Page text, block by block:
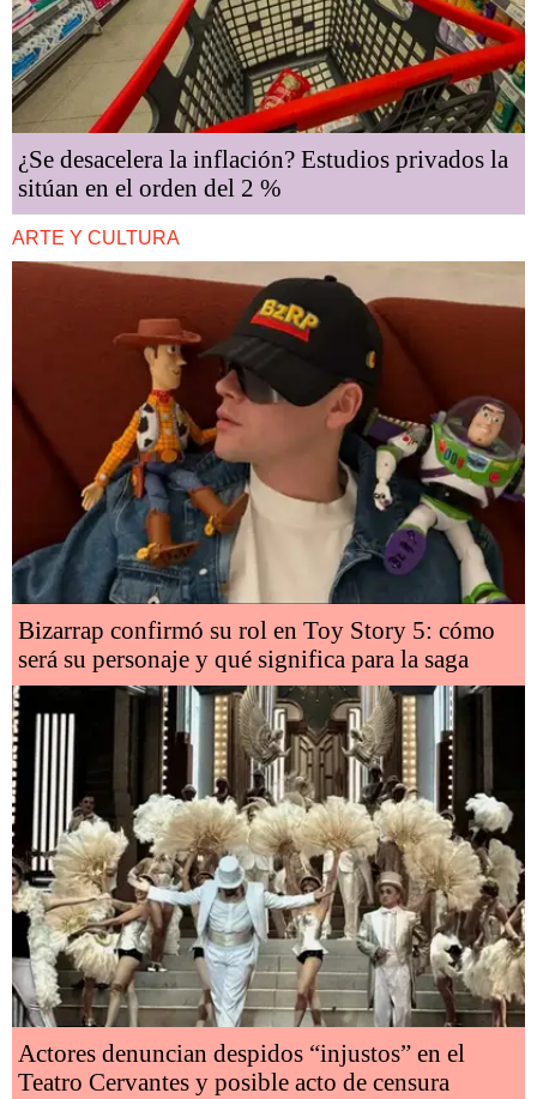
¿Se desacelera la inflación? Estudios privados la
sitúan en el orden del 2 %
ARTE Y CULTURA
Bizarrap confirmó su rol en Toy Story 5: cómo
será su personaje y qué significa para la saga
Actores denuncian despidos “injustos” en el
Teatro Cervantes y posible acto de censura